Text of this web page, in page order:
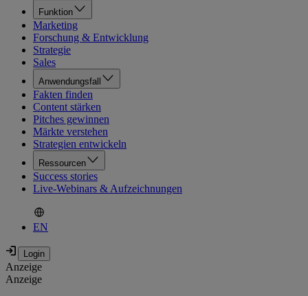
Funktion
Marketing
Forschung & Entwicklung
Strategie
Sales
Anwendungsfall
Fakten finden
Content stärken
Pitches gewinnen
Märkte verstehen
Strategien entwickeln
Ressourcen
Success stories
Live-Webinars & Aufzeichnungen
EN
Anzeige
Anzeige